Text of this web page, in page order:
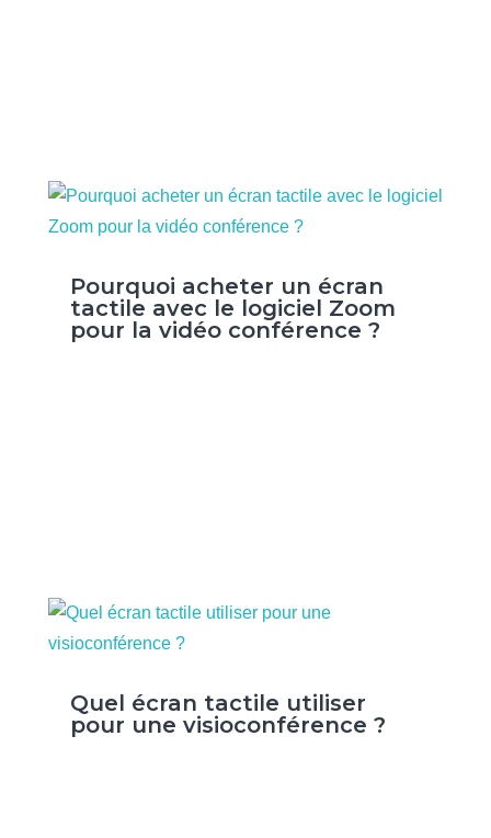
Pourquoi acheter un écran
tactile avec le logiciel Zoom
pour la vidéo conférence ?
Quel écran tactile utiliser
pour une visioconférence ?